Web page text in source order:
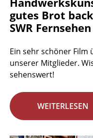
gutes Brot
SWR Fernsehen
Ein sehr schöner
unserer Mitglieder.
sehenswert!
WEITERLESEN